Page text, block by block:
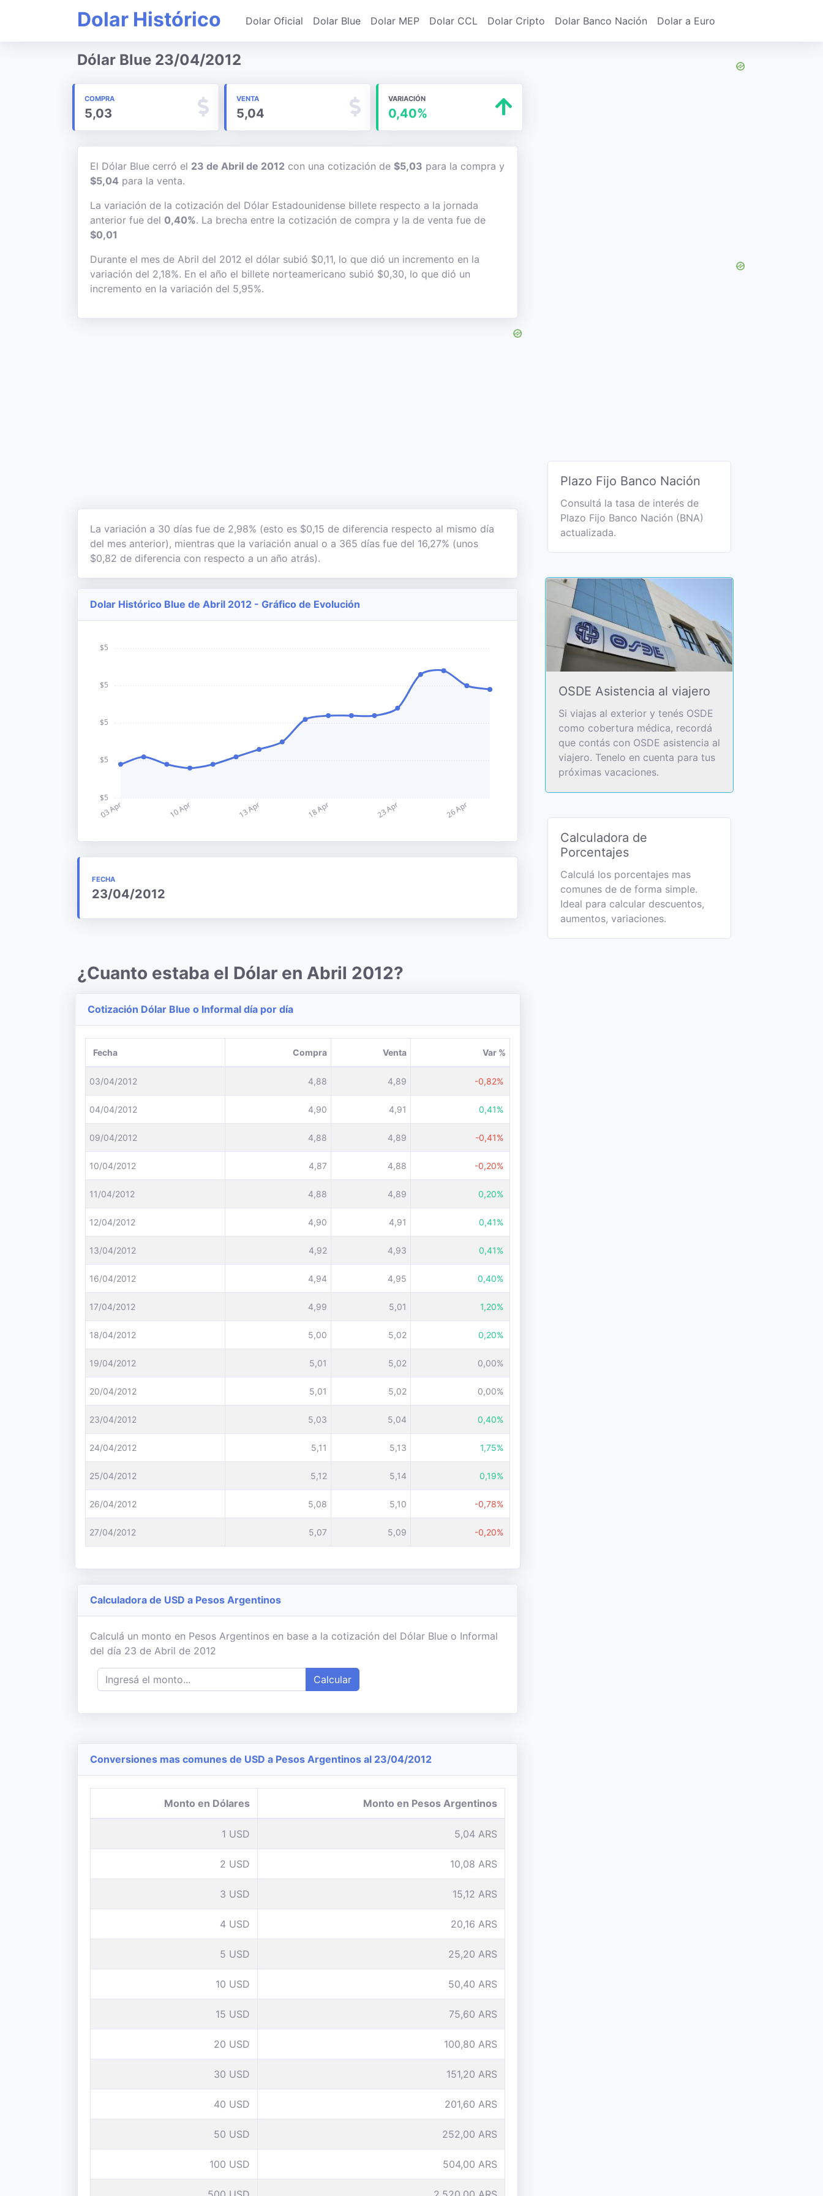
Dolar Histórico Dolar Oficial Dolar Blue Dolar MEP Dolar CCL Dolar Cripto Dolar Banco Nación Dolar a Euro
Dólar Blue 23/04/2012
COMPRA
5,03
VENTA
5,04
VARIACIÓN
0,40%
El Dólar Blue cerró el 23 de Abril de 2012 con una cotización de $5,03 para la compra y
$5,04 para la venta.
La variación de la cotización del Dólar Estadounidense billete respecto a la jornada
anterior fue del 0,40%. La brecha entre la cotización de compra y la de venta fue de
$0,01
Durante el mes de Abril del 2012 el dólar subió $0,11, lo que dió un incremento en la
variación del 2,18%. En el año el billete norteamericano subió $0,30, lo que dió un
incremento en la variación del 5,95%.
La variación a 30 días fue de 2,98% (esto es $0,15 de diferencia respecto al mismo día
del mes anterior), mientras que la variación anual o a 365 días fue del 16,27% (unos
$0,82 de diferencia con respecto a un año atrás).
Dolar Histórico Blue de Abril 2012 - Gráfico de Evolución
FECHA
23/04/2012
¿Cuanto estaba el Dólar en Abril 2012?
Cotización Dólar Blue o Informal día por día
Fecha Compra Venta Var %
03/04/2012 4,88 4,89 -0,82%
04/04/2012 4,90 4,91 0,41%
09/04/2012 4,88 4,89 -0,41%
10/04/2012 4,87 4,88 -0,20%
11/04/2012 4,88 4,89 0,20%
12/04/2012 4,90 4,91 0,41%
13/04/2012 4,92 4,93 0,41%
16/04/2012 4,94 4,95 0,40%
17/04/2012 4,99 5,01 1,20%
18/04/2012 5,00 5,02 0,20%
19/04/2012 5,01 5,02 0,00%
20/04/2012 5,01 5,02 0,00%
23/04/2012 5,03 5,04 0,40%
24/04/2012 5,11 5,13 1,75%
25/04/2012 5,12 5,14 0,19%
26/04/2012 5,08 5,10 -0,78%
27/04/2012 5,07 5,09 -0,20%
Calculadora de USD a Pesos Argentinos
Calculá un monto en Pesos Argentinos en base a la cotización del Dólar Blue o Informal
del día 23 de Abril de 2012
Calcular
Conversiones mas comunes de USD a Pesos Argentinos al 23/04/2012
Monto en Dólares Monto en Pesos Argentinos
1 USD 5,04 ARS
2 USD 10,08 ARS
3 USD 15,12 ARS
4 USD 20,16 ARS
5 USD 25,20 ARS
10 USD 50,40 ARS
15 USD 75,60 ARS
20 USD 100,80 ARS
30 USD 151,20 ARS
40 USD 201,60 ARS
50 USD 252,00 ARS
100 USD 504,00 ARS
Plazo Fijo Banco Nación
Consultá la tasa de interés de
Plazo Fijo Banco Nación (BNA)
actualizada.
OSDE Asistencia al viajero
Si viajas al exterior y tenés OSDE
como cobertura médica, recordá
que contás con OSDE asistencia al
viajero. Tenelo en cuenta para tus
próximas vacaciones.
Calculadora de
Porcentajes
Calculá los porcentajes mas
comunes de de forma simple.
Ideal para calcular descuentos,
aumentos, variaciones.